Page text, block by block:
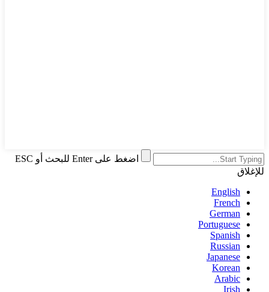
اضغط على Enter للبحث أو ESC
للإغلاق
English
French
German
Portuguese
Spanish
Russian
Japanese
Korean
Arabic
Irish